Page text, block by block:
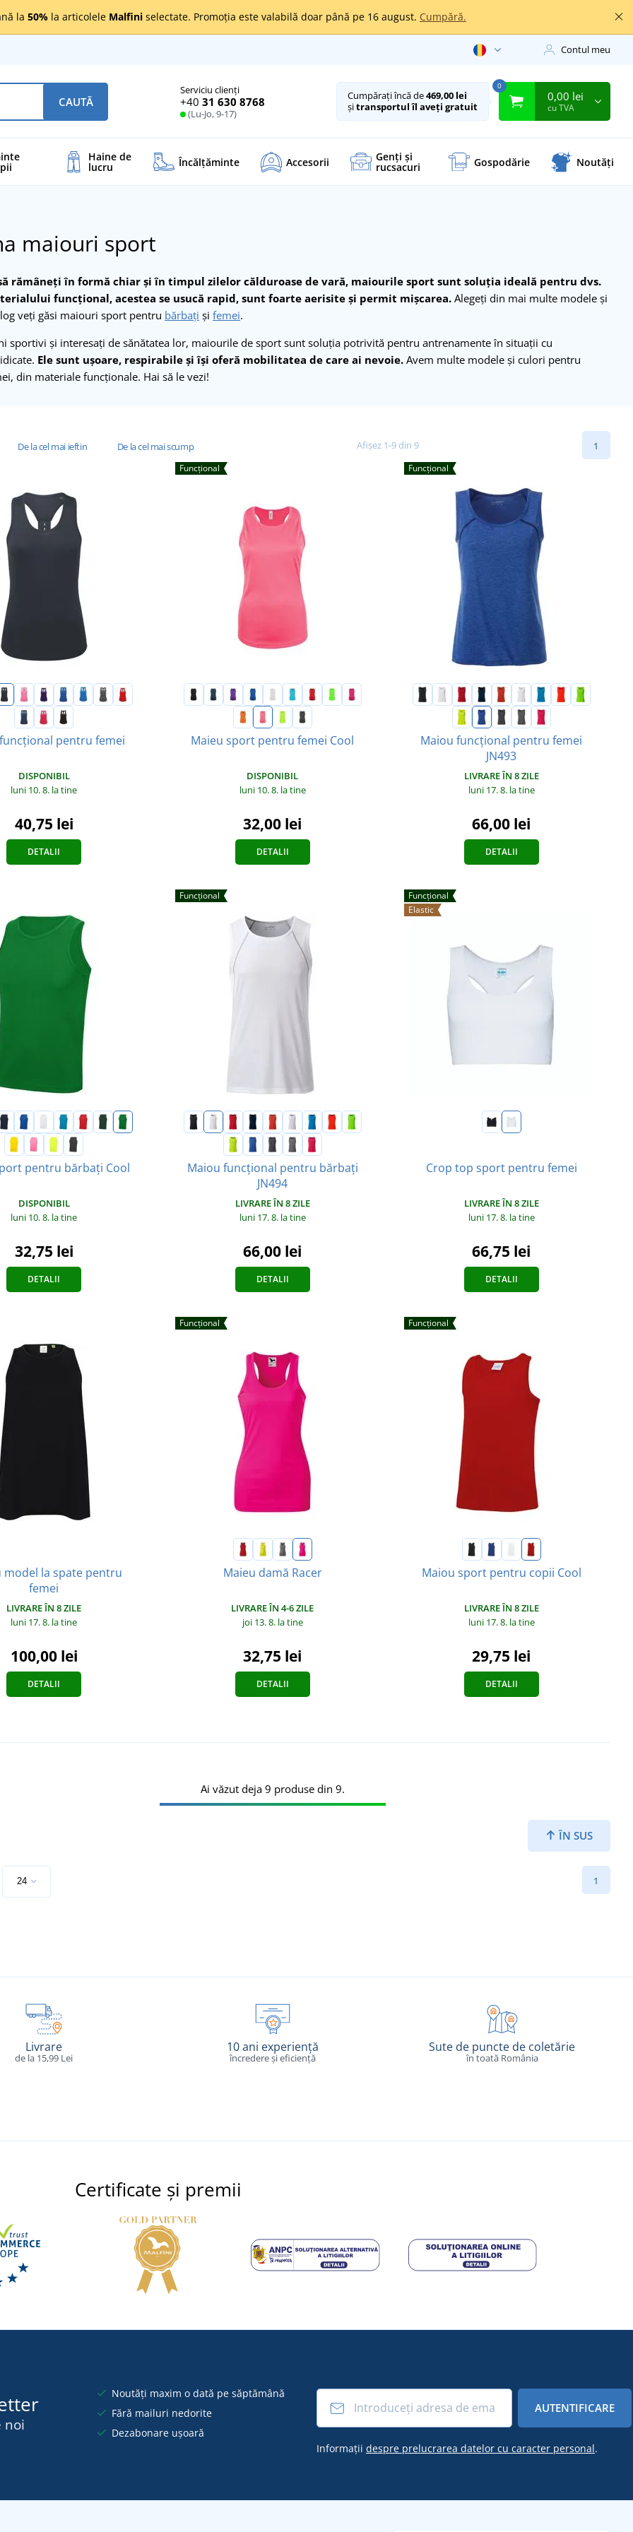
la 50% la articolele Malfini selectate. Promoția este valabilă doar până pe 16 august. Cumpără.
Contul meu
Serviciu clienți
+40 31 630 8768
(Lu-Jo, 9-17)
CAUTĂ Cumpărați încă de469,00 lei
șitransportul îl aveți gratuit
0
0,00 lei
cu TVA
Haine de
lucru Încălţăminte Accesorii Genți și
rucsacuri Gospodărie Noutăți
maiouri sport
rămâneţi în formă chiar şi în timpul zilelor călduroase de vară, maiourile sport sunt soluţia ideală pentru dvs.
funcţional, acestea se usucă rapid, sunt foarte aerisite şi permit mişcarea. Alegeţi din mai multe modele şi
veţi găsi maiouri sport pentru bărbaţi şi femei.
sportivi și interesați de sănătatea lor, maiourile de sport sunt soluția potrivită pentru antrenamente în situații cu
Ele sunt ușoare, respirabile și își oferă mobilitatea de care ai nevoie. Avem multe modele și culori pentru
din materiale funcționale. Hai să le vezi!
De la cel mai ieftin De la cel mai scump Afișez 1-9 din 9 1
pentru femei
DISPONIBIL
luni 10. 8. la tine
40,75 lei
DETALII
Funcțional
Maieu sport pentru femei Cool
DISPONIBIL
luni 10. 8. la tine
32,00 lei
DETALII
Funcțional
Maiou funcțional pentru femei
JN493
LIVRARE ÎN 8 ZILE
luni 17. 8. la tine
66,00 lei
DETALII
pentru bărbați Cool
DISPONIBIL
luni 10. 8. la tine
32,75 lei
DETALII
Funcțional
Maiou funcțional pentru bărbați
JN494
LIVRARE ÎN 8 ZILE
luni 17. 8. la tine
66,00 lei
DETALII
Funcțional
Elastic
Crop top sport pentru femei
LIVRARE ÎN 8 ZILE
luni 17. 8. la tine
66,75 lei
DETALII
model la spate pentru
femei
LIVRARE ÎN 8 ZILE
luni 17. 8. la tine
100,00 lei
DETALII
Funcțional
Maieu damă Racer
LIVRARE ÎN 4-6 ZILE
joi 13. 8. la tine
32,75 lei
DETALII
Funcțional
Maiou sport pentru copii Cool
LIVRARE ÎN 8 ZILE
luni 17. 8. la tine
29,75 lei
DETALII
ÎN SUS
Ai văzut deja 9 produse din 9.
1
Livrare
de la 15,99 Lei
10 ani experiență
încredere și eficiență
Sute de puncte de coletărie
în toată România
Certificate și premii
noi
Noutăți maxim o dată pe săptămână
Fără mailuri nedorite
Dezabonare ușoară
AUTENTIFICARE
Informații despre prelucrarea datelor cu caracter personal.